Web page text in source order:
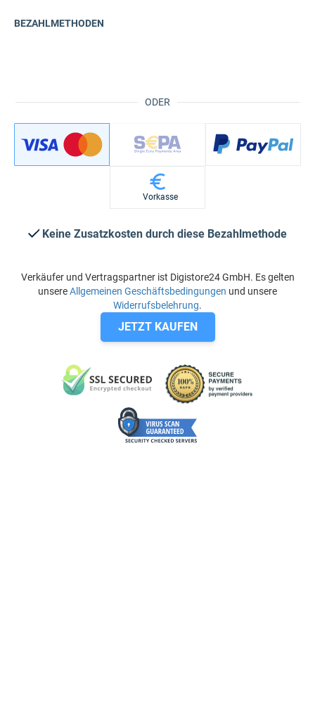
ODER
BEZAHLMETHODEN
Vorkasse
Keine Zusatzkosten durch diese Bezahlmethode
Verkäufer und Vertragspartner ist Digistore24 GmbH. Es gelten
unsereAllgemeinen Geschäftsbedingungen und unsere
Widerrufsbelehrung.
JETZT KAUFEN